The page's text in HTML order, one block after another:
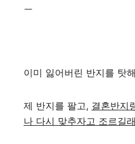
ㅡ
이미 잃어버린 반지를 탓
제 반지를 팔고, 결혼반지
나 다시 맞추자고 조르길